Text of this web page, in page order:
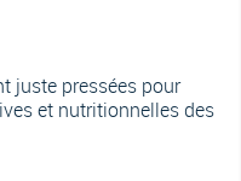
juste pressées pour
et nutritionnelles des